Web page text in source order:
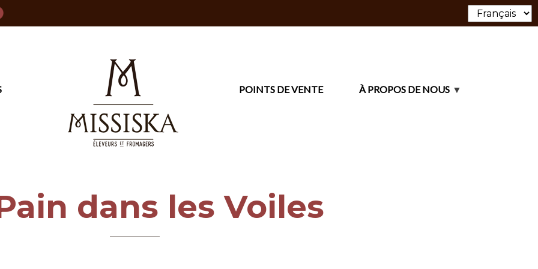
POINTS DE VENTE À PROPOS DE NOUS
dans les Voiles